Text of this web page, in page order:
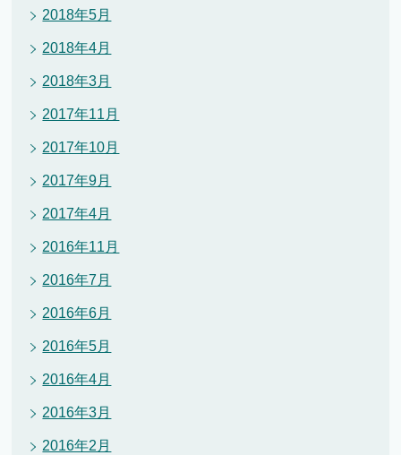
2018年5月
2018年4月
2018年3月
2017年11月
2017年10月
2017年9月
2017年4月
2016年11月
2016年7月
2016年6月
2016年5月
2016年4月
2016年3月
2016年2月